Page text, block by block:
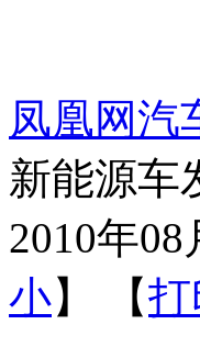
凤凰网汽
新能源车
2010年08
小】 【打